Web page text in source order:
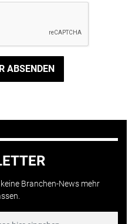
ABSENDEN
Branchen-News mehr